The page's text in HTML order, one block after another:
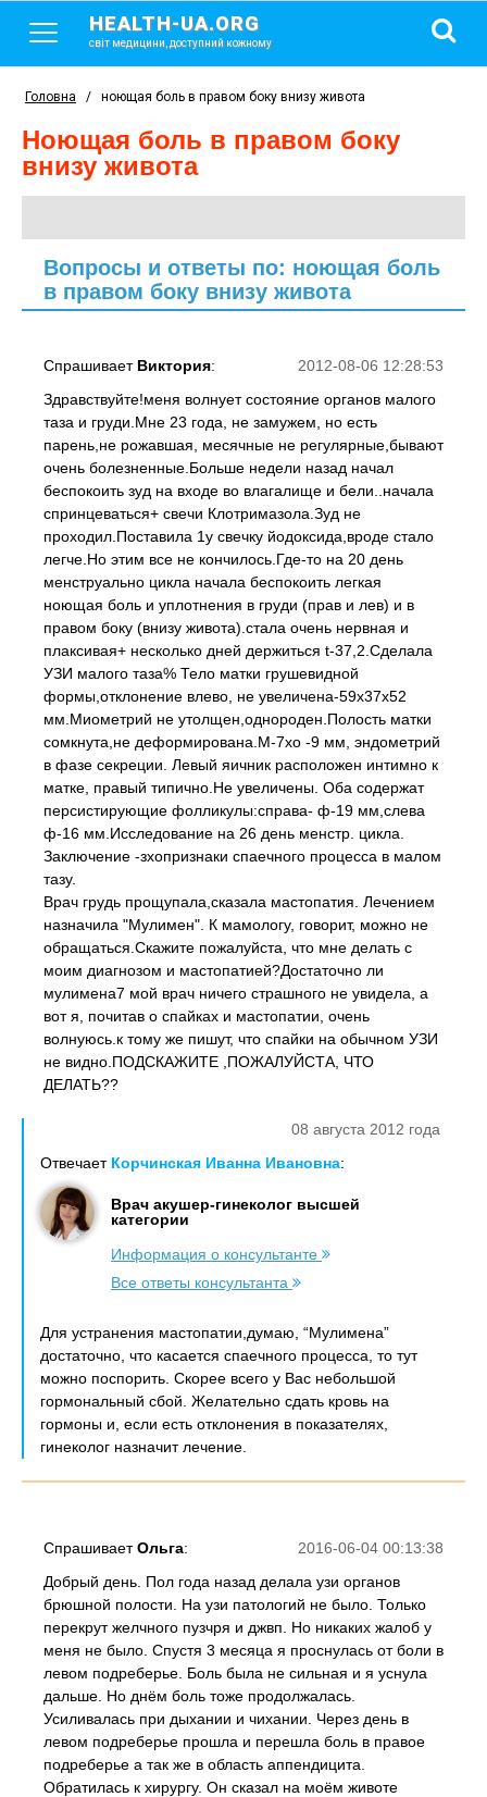
HEALTH-UA.ORG
світ медицини, доступний кожному
Головна / ноющая боль в правом боку внизу живота
ноющая боль в правом боку
внизу живота
Вопросы и ответы по: ноющая боль
в правом боку внизу живота
2012-08-06 12:28:53
Спрашивает Виктория:
Здравствуйте!меня волнует состояние органов малого
таза и груди.Мне 23 года, не замужем, но есть
парень,не рожавшая, месячные не регулярные,бывают
очень болезненные.Больше недели назад начал
беспокоить зуд на входе во влагалище и бели..начала
спринцеваться+ свечи Клотримазола.Зуд не
проходил.Поставила 1у свечку йодоксида,вроде стало
легче.Но этим все не кончилось.Где-то на 20 день
менструально цикла начала беспокоить легкая
ноющая боль и уплотнения в груди (прав и лев) и в
правом боку (внизу живота).стала очень нервная и
плаксивая+ несколько дней держиться t-37,2.Сделала
УЗИ малого таза% Тело матки грушевидной
формы,отклонение влево, не увеличена-59х37х52
мм.Миометрий не утолщен,однороден.Полость матки
сомкнута,не деформирована.М-7хо -9 мм, эндометрий
в фазе секреции. Левый яичник расположен интимно к
матке, правый типично.Не увеличены. Оба содержат
персистирующие фолликулы:справа- ф-19 мм,слева
ф-16 мм.Исследование на 26 день менстр. цикла.
Заключение -зхопризнаки спаечного процесса в малом
тазу.
Врач грудь прощупала,сказала мастопатия. Лечением
назначила "Мулимен". К мамологу, говорит, можно не
обращаться.Скажите пожалуйста, что мне делать с
моим диагнозом и мастопатией?Достаточно ли
мулимена7 мой врач ничего страшного не увидела, а
вот я, почитав о спайках и мастопатии, очень
волнуюсь.к тому же пишут, что спайки на обычном УЗИ
не видно.ПОДСКАЖИТЕ ,ПОЖАЛУЙСТА, ЧТО
ДЕЛАТЬ??
08 августа 2012 года
Отвечает Корчинская Иванна Ивановна:
Врач акушер-гинеколог высшей
категории
Информация о консультанте
Все ответы консультанта
Для устранения мастопатии,думаю, “Мулимена”
достаточно, что касается спаечного процесса, то тут
можно поспорить. Скорее всего у Вас небольшой
гормональный сбой. Желательно сдать кровь на
гормоны и, если есть отклонения в показателях,
гинеколог назначит лечение.
2016-06-04 00:13:38
СпрашиваетОльга:
Добрый день. Пол года назад делала узи органов
брюшной полости. На узи патологий не было. Только
перекрут желчного пузчря и джвп. Но никаких жалоб у
меня не было. Спустя 3 месяца я проснулась от боли в
левом подреберье. Боль была не сильная и я уснула
дальше. Но днём боль тоже продолжалась.
Усиливалась при дыхании и чихании. Через день в
левом подреберье прошла и перешла боль в правое
подреберье а так же в область аппендицита.
Обратилась к хирургу. Он сказал на моём животе